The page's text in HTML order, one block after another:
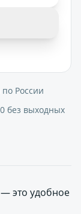
по России
без выходных
это удобное